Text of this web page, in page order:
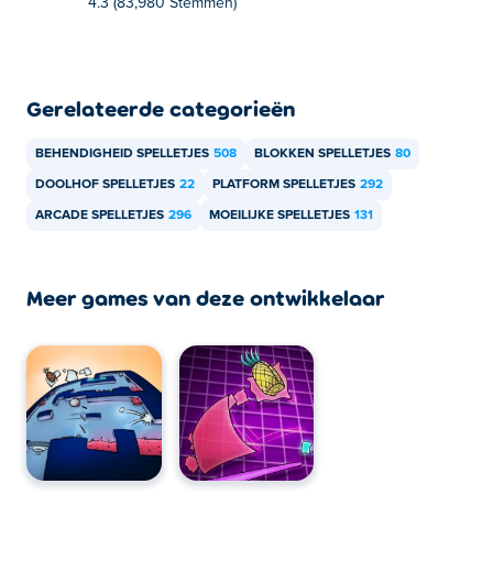
mobiele apparaten en desktop?
tablets.
4.3 (83,980 Stemmen)
Gerelateerde categorieën
BEHENDIGHEID SPELLETJES 508 BLOKKEN SPELLETJES 80
DOOLHOF SPELLETJES 22 PLATFORM SPELLETJES 292
ARCADE SPELLETJES 296 MOEILIJKE SPELLETJES 131
Meer games van deze ontwikkelaar